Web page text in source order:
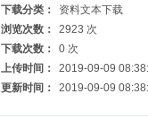
下载分类：
资料文本下载
浏览次数：
2923 次
下载次数：
0 次
上传时间：
2019-09-09
更新时间：
2019-09-09